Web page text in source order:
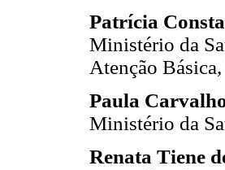
Patrícia
Ministério da
Atenção
Paula
Ministério da
Renata Tiene